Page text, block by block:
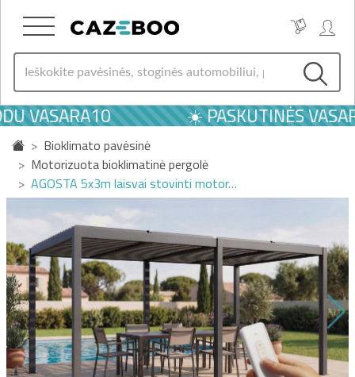
VASARA10 ☀️ PASKUTINĖS
Bioklimato pavėsinė
Motorizuota bioklimatinė pergolė
AGOSTA 5x3m laisvai stovinti motor…